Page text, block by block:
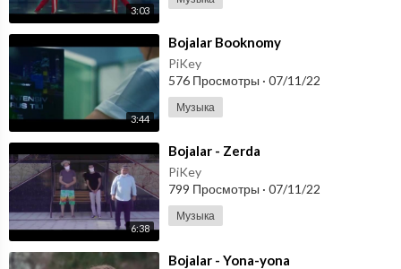
3:03
3:44
⁣Bojalar Booknomy
PiKey
576 Просмотры · 07/11/22
Музыка
6:38
⁣Bojalar - Zerda
PiKey
799 Просмотры · 07/11/22
Музыка
⁣Bojalar - Yona-yona